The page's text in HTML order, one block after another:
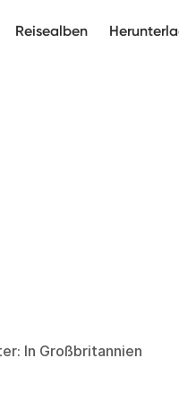
Reisealben
In Großbritannien